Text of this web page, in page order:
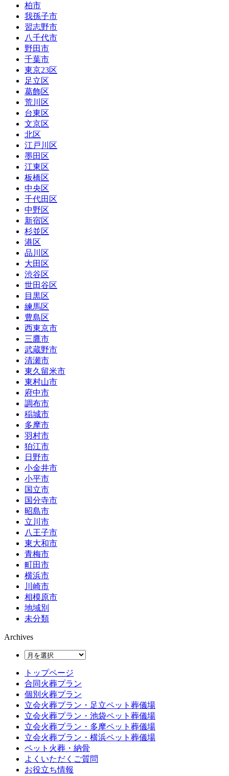
柏市
我孫子市
習志野市
八千代市
野田市
千葉市
東京23区
足立区
葛飾区
荒川区
台東区
文京区
北区
江戸川区
墨田区
江東区
板橋区
中央区
千代田区
中野区
新宿区
杉並区
港区
品川区
大田区
渋谷区
世田谷区
目黒区
練馬区
豊島区
西東京市
三鷹市
武蔵野市
清瀬市
東久留米市
東村山市
府中市
調布市
稲城市
多摩市
羽村市
狛江市
日野市
小金井市
小平市
国立市
国分寺市
昭島市
立川市
八王子市
東大和市
青梅市
町田市
横浜市
川崎市
相模原市
地域別
未分類
Archives
トップページ
合同火葬プラン
個別火葬プラン
立会火葬プラン・足立ペット葬儀場
立会火葬プラン・池袋ペット葬儀場
立会火葬プラン・多摩ペット葬儀場
立会火葬プラン・横浜ペット葬儀場
ペット火葬・納骨
よくいただくご質問
お役立ち情報